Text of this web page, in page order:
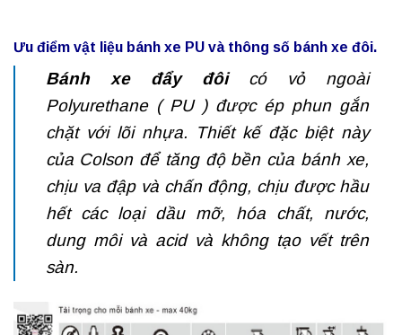
Ưu điểm vật liệu bánh xe PU và thông số bánh xe đôi.
Bánh xe đẩy đôicó vỏ ngoài
Polyurethane ( PU ) được ép phun gắn
chặt với lõi nhựa. Thiết kế đặc biệt này
của Colson để tăng độ bền của bánh xe,
chịu va đập và chấn động, chịu được hầu
hết các loại dầu mỡ, hóa chất, nước,
dung môi và acid và không tạo vết trên
sàn.